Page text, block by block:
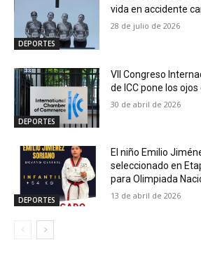
DEPORTES
vida en accidente
28 de julio de 2026
DEPORTES
VII Congreso
de ICC pone los
30 de abril de 2026
DEPORTES
El niño Emilio
seleccionado en
para Olimpiada
13 de abril de 2026